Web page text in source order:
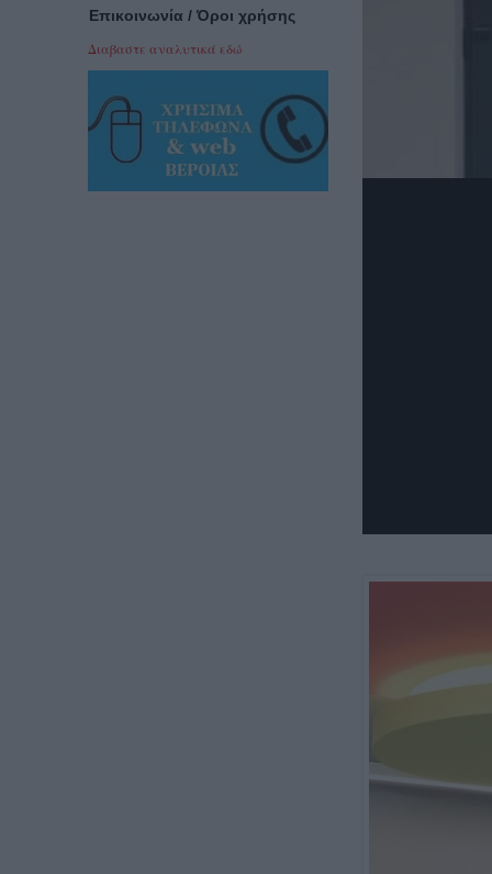
Επικοινωνία / Όροι χρήσης
Διαβαστε αναλυτικά εδώ